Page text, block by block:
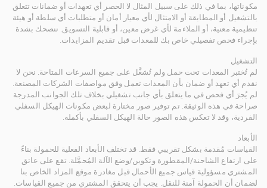
مكوناتها، بما في ذلك على سبيل المثال لا الحصر أي تعهدات أو ضمانات تتعلق
بالتشغيل أو المطابقة أو الامتثال لأي معيار أمان أو متطلبات أي سلطة أو هيئة
تنظيمية معنية، أو الملاءمة لأي غرض معين، أو قابلية التسويق. ننصحك بشدة
بإجراء فحص تفصيلي خاص بك للمعدات قبل تقديم المزايدات.
التشغيل
لم تُختبر المعدات تحت حمل ولم تُشغَّل على جميع السرعات المتاحة. نحن لا
نقدم أي تعهد أو ضمان بأن المعدات تعمل وفق مواصفات الشركات المصنعة.
لم يُجرَ أي فحص في ما يتعلق بأي جانب تشغيلي بخلاف تلك الجوانب المدرجة
صراحة في هذه الوثيقة. تم توفير صور مختارة لبعض مكونات الهيكل السفلي
الفردية، وقد لا تعكس هذه الصور حالة الهيكل السفلي بأكمله.
الأبعاد
القياسات مُقدمة بشكل تقريبي فقط. قد تختلف الأبعاد الفعلية للحمولة بناءً
على ارتفاع الشاحنة/المقطورة وتكوين/وضع الآلة المُحمَّلة. تقع على عاتق
المشتري مسؤولية قياس جميع الأحمال قبل مغادرة موقع المزاد الخاص بنا
لضمان أن الحمولة آمنة للنقل. يجب أن يتحقق المشتري من جميع القياسات.